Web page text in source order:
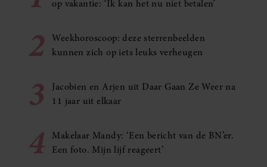
op vakantie: ‘Ik kan het nu niet betalen’
2
Weekhoroscoop: deze sterrenbeelden
kunnen zich op iets leuks verheugen
3
Jacobien en Arjen uit Daar Gaan Ze Weer na
11 jaar uit elkaar
4
Makelaar Mandy: ‘Een bericht van de BN’er.
Een foto. Mijn lijf reageert’